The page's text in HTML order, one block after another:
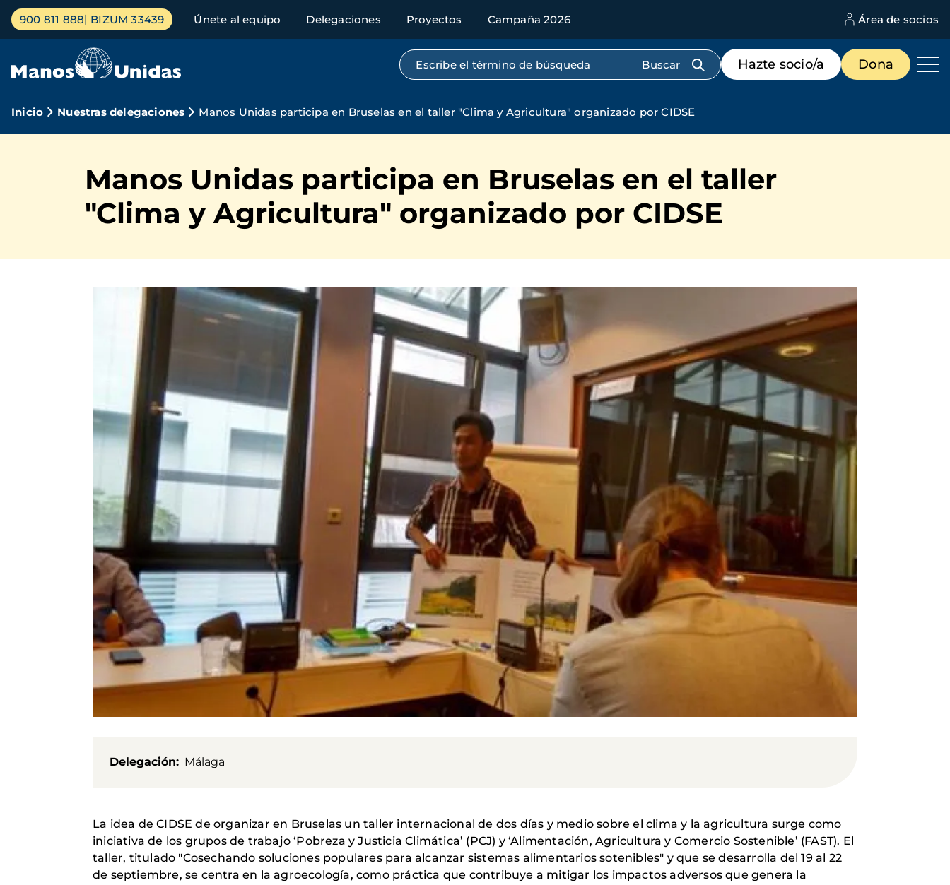
Pasar
contenido
Menú
principal
900 811 888 BIZUM 33439 Únete al equipo Delegaciones Proyectos Campaña 2026 Área de socios
Búsqueda por texto completo
Menú
de
destacados
Hazte socio/a Dona
Ruta
navegación
Inicio Nuestras delegaciones Manos Unidas participa en Bruselas en el taller "Clima y Agricultura" organizado por CIDSE
Manos Unidas participa en Bruselas en el taller
"Clima y Agricultura" organizado por CIDSE
Delegación Málaga
La idea de CIDSE de organizar en Bruselas un taller internacional de dos días y medio sobre el clima y la agricultura surge como
iniciativa de los grupos de trabajo ‘Pobreza y Justicia Climática’ (PCJ) y ‘Alimentación, Agricultura y Comercio Sostenible’ (FAST). El
taller, titulado "Cosechando soluciones populares para alcanzar sistemas alimentarios sotenibles" y que se desarrolla del 19 al 22
de septiembre, se centra en la agroecología, como práctica que contribuye a mitigar los impactos adversos que genera la